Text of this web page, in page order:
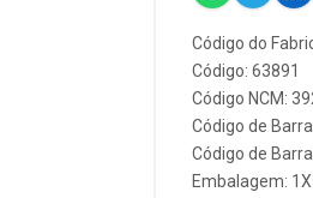
Código do
Código: 63891
Código NCM:
Código de
Código de
Embalagem: